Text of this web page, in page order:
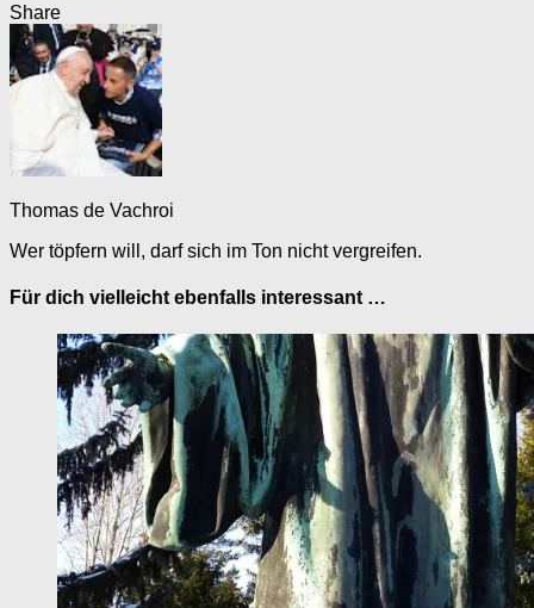
Share
Thomas de Vachroi
Wer töpfern will, darf sich im Ton nicht vergreifen.
Für dich vielleicht ebenfalls interessant …